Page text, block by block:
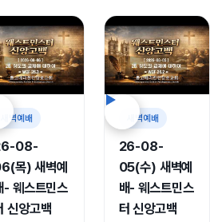
새벽예배
08-
목) 새벽예
- 웨스트민스
신앙고백
새벽예배
26-08-
05(수) 새벽예
배- 웨스트민스
터 신앙고백